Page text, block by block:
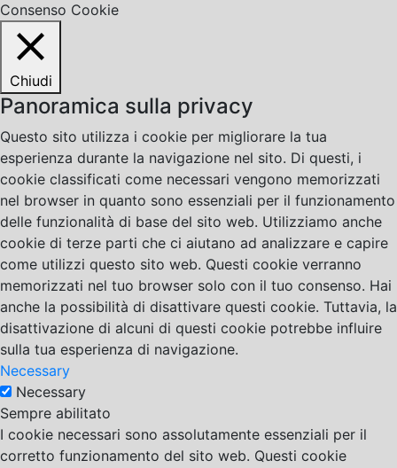
Consenso Cookie
Chiudi
Panoramica sulla privacy
Questo sito utilizza i cookie per migliorare la tua
esperienza durante la navigazione nel sito. Di questi, i
cookie classificati come necessari vengono memorizzati
nel browser in quanto sono essenziali per il funzionamento
delle funzionalità di base del sito web. Utilizziamo anche
cookie di terze parti che ci aiutano ad analizzare e capire
come utilizzi questo sito web. Questi cookie verranno
memorizzati nel tuo browser solo con il tuo consenso. Hai
anche la possibilità di disattivare questi cookie. Tuttavia, la
disattivazione di alcuni di questi cookie potrebbe influire
sulla tua esperienza di navigazione.
Necessary
Necessary
Sempre abilitato
I cookie necessari sono assolutamente essenziali per il
corretto funzionamento del sito web. Questi cookie